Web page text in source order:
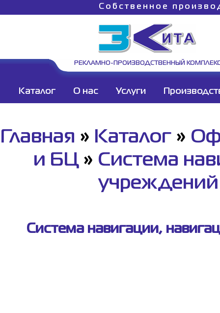
Собственное
РЕКЛАМНО-ПРОИЗВОДСТВЕННЫЙ
Каталог О нас Услуги
Главная » Каталог»
и БЦ» Система
учреждений
Система навигации,